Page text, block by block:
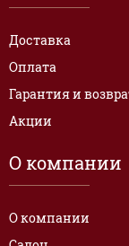
Доставка
Оплата
Гарантия и
Акции
О компании
О компании